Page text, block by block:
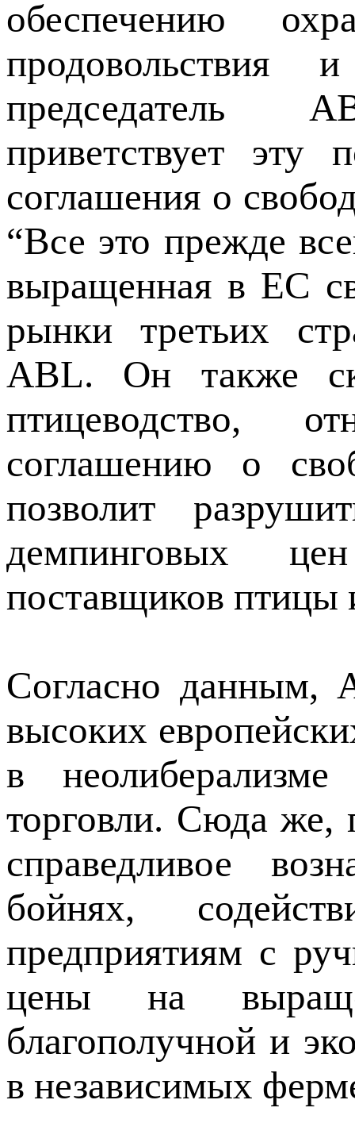
обеспечению
продовольствия
председатель
приветствует эту
соглашения о
“Все это прежде
выращенная в ЕС
рынки третьих
ABL. Он также
птицеводство,
соглашению о
позволит
демпинговых
поставщиков птицы
Согласно данным,
высоких
в
торговли. Сюда же,
справедливое
бойнях,
предприятиям с
цены на
благополучной и
в независимых